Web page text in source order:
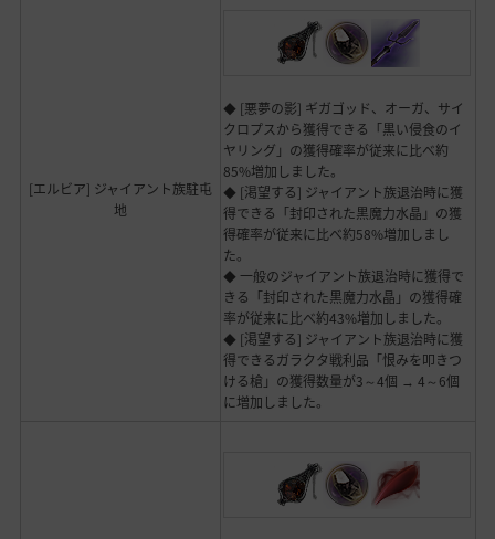
[エルビア] ジャイアント族駐屯
地
◆ [悪夢の影] ギガゴッド、オーガ、サイ
クロプスから獲得できる「黒い侵食のイ
ヤリング」の獲得確率が従来に比べ約
85%増加しました。
◆ [渇望する] ジャイアント族退治時に獲
得できる「封印された黒魔力水晶」の獲
得確率が従来に比べ約58%増加しまし
た。
◆ 一般のジャイアント族退治時に獲得で
きる「封印された黒魔力水晶」の獲得確
率が従来に比べ約43%増加しました。
◆ [渇望する] ジャイアント族退治時に獲
得できるガラクタ戦利品「恨みを叩きつ
ける槍」の獲得数量が3～4個 → 4～6個
に増加しました。